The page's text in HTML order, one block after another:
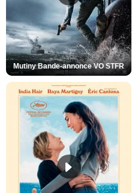
Mutiny Bande-annonce VO STFR